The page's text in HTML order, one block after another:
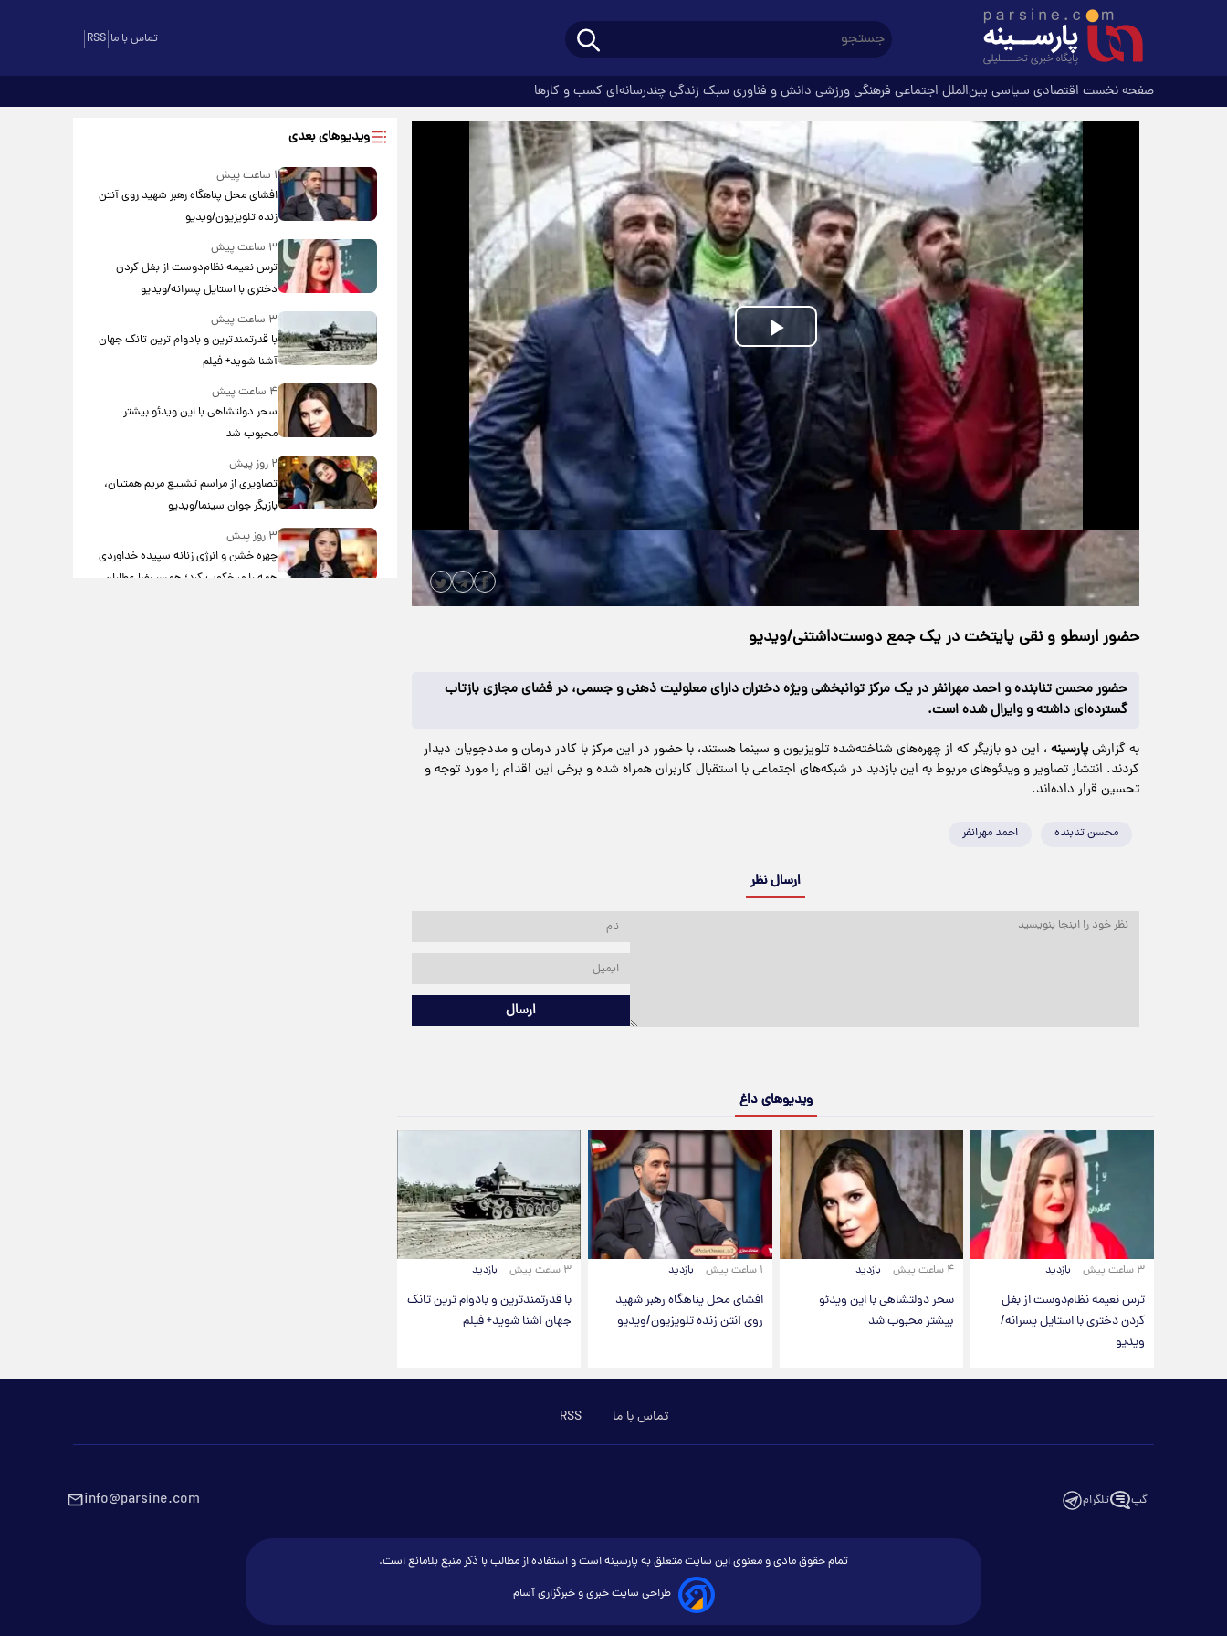
RSS تماس با ما
صفحه نخست اقتصادی سیاسی بین‌الملل اجتماعی فرهنگیورزشی دانش و فناوری سبک زندگیچندرسانه‌ای کسب و کارها
Play
Video
حجم ویدیو: 8.63M مدت زمان ویدیو: 00:00:37
خانه>چندرسانه‌ای ۲۳:۲۴101 بازدید دانلود
حضور ارسطو و نقی پایتخت در یک جمع دوست‌داشتنی/ویدیو
حضور محسن تنابنده و احمد مهرانفر در یک مرکز توانبخشی ویژه دختران دارای معلولیت ذهنی و جسمی، در فضای مجازی بازتاب
گسترده‌ای داشته و وایرال شده است.
به گزارشپارسینه ، این دو بازیگر که از چهره‌های شناخته‌شده تلویزیون و سینما هستند، با حضور در این مرکز با کادر درمان و مددجویان دیدار
کردند. انتشار تصاویر و ویدئوهای مربوط به این بازدید در شبکه‌های اجتماعی با استقبال کاربران همراه شده و برخی این اقدام را مورد توجه و
تحسین قرار داده‌اند.
محسن تنابنده احمد مهرانفر
ارسال نظر
ارسال
ویدیوهای داغ
۳ ساعت پیش بازدید
ترس نعیمه نظام‌دوست از بغل
کردن دختری با استایل پسرانه/
ویدیو
۴ ساعت پیش بازدید
سحر دولتشاهی با این ویدئو
بیشتر محبوب شد
۱ ساعت پیش بازدید
افشای محل پناهگاه‌ رهبر شهید
روی آنتن زنده تلویزیون/ویدیو
۳ ساعت پیش بازدید
با قدرتمندترین و بادوام ترین تانک
جهان آشنا شوید+ فیلم
ویدیوهای بعدی
۱ ساعت پیش
افشای محل پناهگاه‌ رهبر شهید روی آنتن
زنده تلویزیون/ویدیو
۳ ساعت پیش
ترس نعیمه نظام‌دوست از بغل کردن
دختری با استایل پسرانه/ویدیو
۳ ساعت پیش
با قدرتمندترین و بادوام ترین تانک جهان
آشنا شوید+ فیلم
۴ ساعت پیش
سحر دولتشاهی با این ویدئو بیشتر
محبوب شد
۲ روز پیش
تصاویری از مراسم تشییع مریم همتیان،
بازیگر جوان سینما/ویدیو
۳ روز پیش
چهره خشن و انرژی زنانه سپیده خداوردی
همه را میخکوب کرد؛ همسر رضا عطاران
تماس با ما RSS
گپ تلگرام info@parsine.com
تمام حقوق مادی و معنوی این سایت متعلق به پارسینه است و استفاده از مطالب با ذکر منبع بلامانع است.
طراحی سایت خبری و خبرگزاری آسام